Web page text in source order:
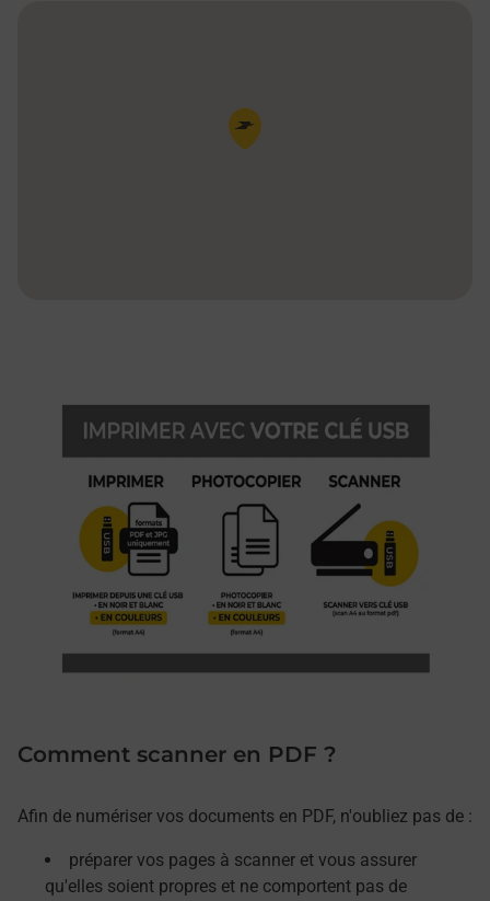
Pin de la carte
Comment scanner en PDF ?
Afin de numériser vos documents en PDF, n'oubliez pas de :
préparer vos pages à scanner et vous assurer
qu'elles soient propres et ne comportent pas de